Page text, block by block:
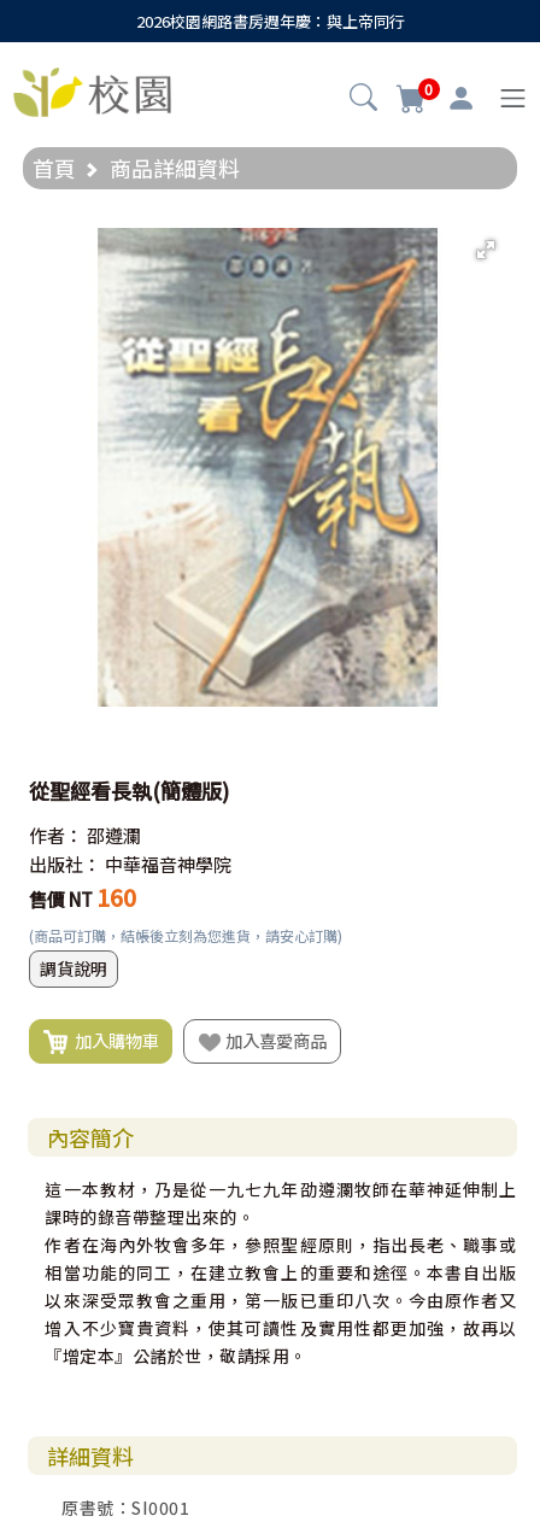
2026校園網路書房週年慶：與上帝同行
0
首頁 商品詳細資料
從聖經看長執(簡體版)
作者： 邵遵瀾
出版社： 中華福音神學院
售價 NT 160
(商品可訂購，結帳後立刻為您進貨，請安心訂購)
調貨說明
加入購物車 加入喜愛商品
內容簡介
這一本教材，乃是從一九七九年劭遵瀾牧師在華神延伸制上
課時的錄音帶整理出來的。
作者在海內外牧會多年，參照聖經原則，指出長老、職事或
相當功能的同工，在建立教會上的重要和途徑。本書自出版
以來深受眾教會之重用，第一版已重印八次。今由原作者又
增入不少寶貴資料，使其可讀性及實用性都更加強，故再以
『增定本』公諸於世，敬請採用。
詳細資料
原書號：SI0001